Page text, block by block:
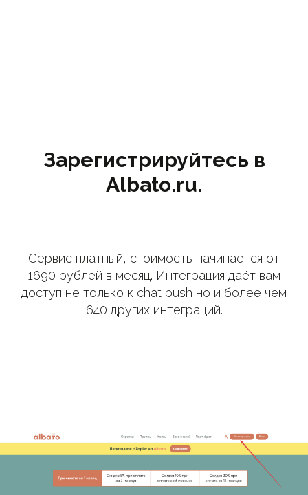
Зарегистрируйтесь в
Albato.ru.
Сервис платный, стоимость начинается от
1690 рублей в месяц. Интеграция даёт вам
доступ не только к chat push но и более чем
640 других интеграций.